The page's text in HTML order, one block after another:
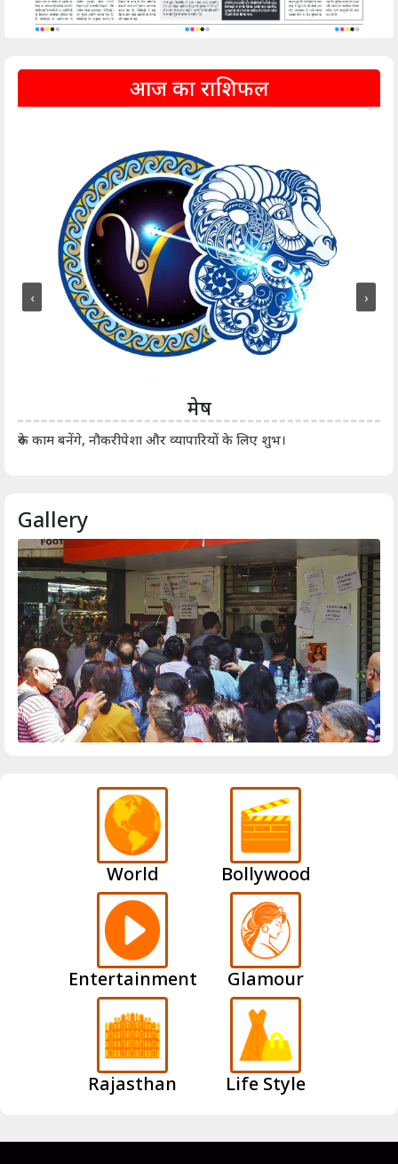
आज का राशिफल
मेष
रुके काम बनेंगे, नौकरीपेशा और व्यापारियों के लिए शुभ।
‹ ›
Gallery
World Bollywood
Entertainment Glamour
Rajasthan Life Style